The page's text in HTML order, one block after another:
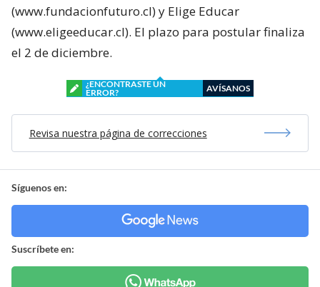
(www.fundacionfuturo.cl) y Elige Educar
(www.eligeeducar.cl). El plazo para postular finaliza
el 2 de diciembre.
¿ENCONTRASTE UN
ERROR?
AVÍSANOS
Revisa nuestra página de correcciones
Síguenos en:
Suscríbete en: